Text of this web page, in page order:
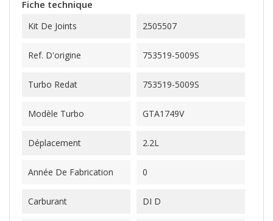
Fiche technique
Kit De Joints 2505507
Ref. D'origine 753519-5009S
Turbo Redat 753519-5009S
Modèle Turbo GTA1749V
Déplacement 2.2L
Année De Fabrication 0
Carburant DI D